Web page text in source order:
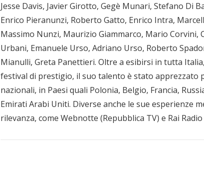
Jesse Davis, Javier Girotto, Gegè Munari, Stefano Di
Enrico Pieranunzi, Roberto Gatto, Enrico Intra,
Massimo Nunzi, Maurizio Giammarco, Mario Corvini,
Urbani, Emanuele Urso, Adriano Urso, Roberto
Mianulli, Greta Panettieri. Oltre a esibirsi in tutta
festival di prestigio, il suo talento è stato apprezzato
nazionali, in Paesi quali Polonia, Belgio, Francia,
Emirati Arabi Uniti. Diverse anche le sue esperienze
rilevanza, come Webnotte (Repubblica TV) e Rai Radio